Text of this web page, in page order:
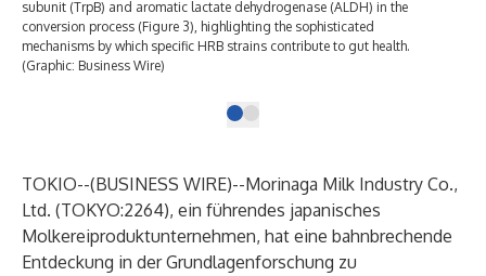
subunit (TrpB) and aromatic lactate dehydrogenase (ALDH) in the
conversion process (Figure 3), highlighting the sophisticated
mechanisms by which specific HRB strains contribute to gut health.
(Graphic: Business Wire)
TOKIO--(BUSINESS WIRE)--Morinaga Milk Industry Co.,
Ltd. (TOKYO:2264), ein führendes japanisches
Molkereiproduktunternehmen, hat eine bahnbrechende
Entdeckung in der Grundlagenforschung zu